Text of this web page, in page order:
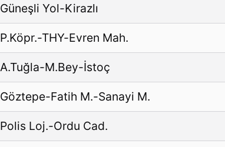
Güneşli Yol-Kirazlı
P.Köpr.-THY-Evren Mah.
A.Tuğla-M.Bey-İstoç
Göztepe-Fatih M.-Sanayi M.
Polis Loj.-Ordu Cad.